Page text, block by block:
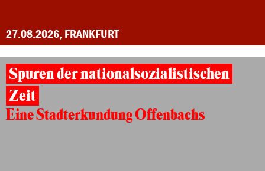
27.08.2026, FRANKFURT
Spuren der nationalsozialistischen
Zeit
Eine Stadterkundung Offenbachs